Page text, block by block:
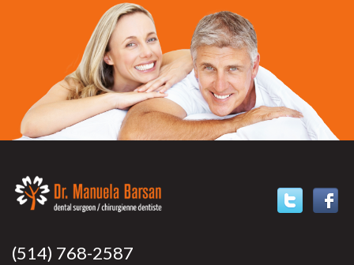
(514) 768-2587